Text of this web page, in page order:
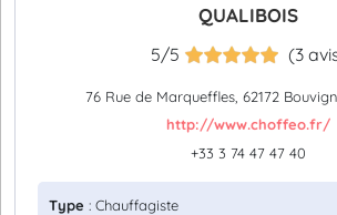
QUALIBOIS
5/5 (3
76 Rue de Marqueffles, 62172
http://www.choffeo.fr/
+33 3 74 47 47 40
Type : Chauffagiste